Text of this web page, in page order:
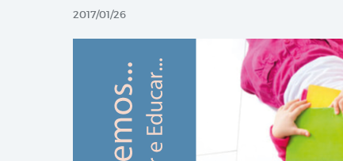
2017/01/26